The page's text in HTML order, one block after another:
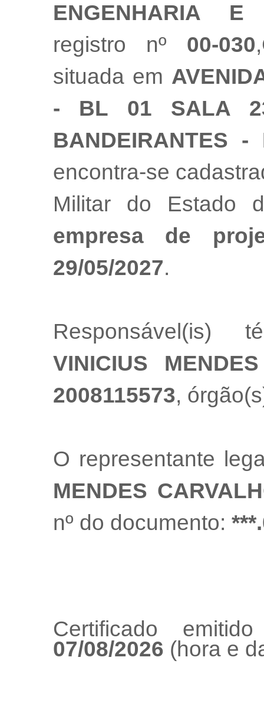
ENGENHARIA E
registro nº 00-030
situada em
- BL 01 SALA
BANDEIRANTES
encontra-se
Militar do Estado
empresa de
29/05/2027.
Responsável(is)
VINICIUS
2008115573,
O representante
MENDES
nº do documento:
Certificado
07/08/2026 (hora e